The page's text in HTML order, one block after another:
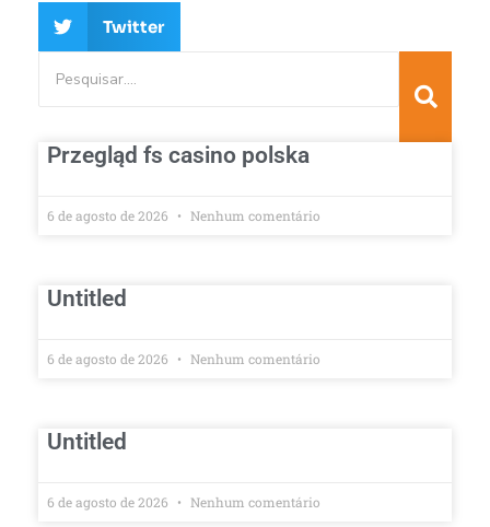
Twitter
Przegląd fs casino polska
6 de agosto de 2026 Nenhum comentário
Untitled
6 de agosto de 2026 Nenhum comentário
Untitled
6 de agosto de 2026 Nenhum comentário